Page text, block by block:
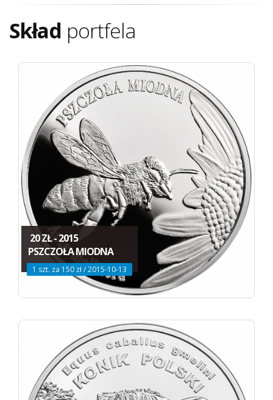
Skład portfela
20 ZŁ - 2015
PSZCZOŁA MIODNA
1 szt. za 150 zł / 2015-10-13